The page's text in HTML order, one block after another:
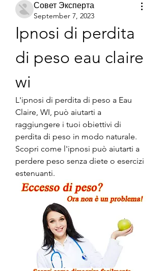
Совет Эксперта
September 7, 2023
Ipnosi di perdita
di peso eau claire
wi
L'ipnosi di perdita di peso a Eau
Claire, WI, può aiutarti a
raggiungere i tuoi obiettivi di
perdita di peso in modo naturale.
Scopri come l'ipnosi può aiutarti a
perdere peso senza diete o esercizi
estenuanti.